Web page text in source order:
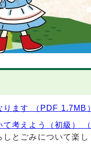
ります （PDF 1.7MB
て考えよう（初級）
しとごみについて楽